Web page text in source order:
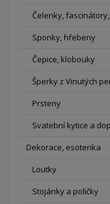
Čelenky,
Sponky, hřebeny
Čepice, klobouky
Šperky z Vinutých
Prsteny
Svatební kytice a
Dekorace, esoterika
Loutky
Stojánky a poličky